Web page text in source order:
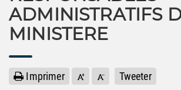
ADMINISTRATIFS
MINISTERE
Imprimer Tweeter